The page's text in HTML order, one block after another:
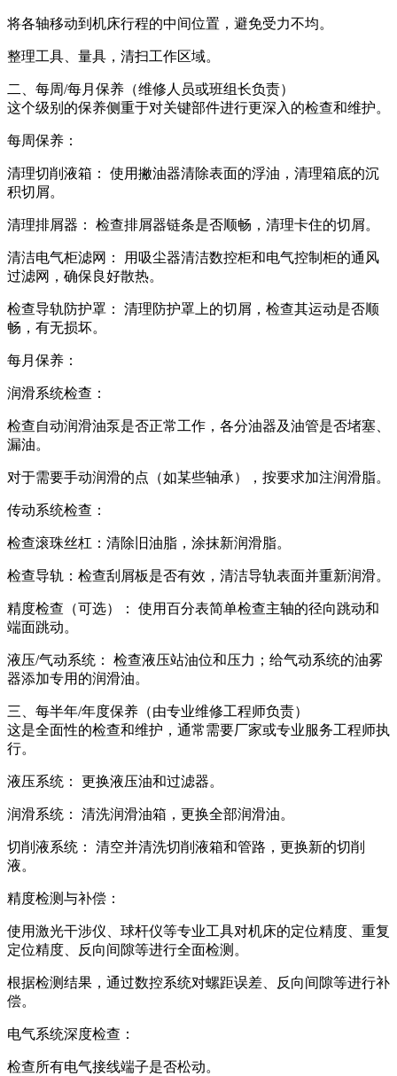
将各轴移动到机床行程的中间位置，避免受力不均。
整理工具、量具，清扫工作区域。
二、每周/每月保养（维修人员或班组长负责）
这个级别的保养侧重于对关键部件进行更深入的检查和维护。
每周保养：
清理切削液箱： 使用撇油器清除表面的浮油，清理箱底的沉
积切屑。
清理排屑器： 检查排屑器链条是否顺畅，清理卡住的切屑。
清洁电气柜滤网： 用吸尘器清洁数控柜和电气控制柜的通风
过滤网，确保良好散热。
检查导轨防护罩： 清理防护罩上的切屑，检查其运动是否顺
畅，有无损坏。
每月保养：
润滑系统检查：
检查自动润滑油泵是否正常工作，各分油器及油管是否堵塞、
漏油。
对于需要手动润滑的点（如某些轴承），按要求加注润滑脂。
传动系统检查：
检查滚珠丝杠：清除旧油脂，涂抹新润滑脂。
检查导轨：检查刮屑板是否有效，清洁导轨表面并重新润滑。
精度检查（可选）： 使用百分表简单检查主轴的径向跳动和
端面跳动。
液压/气动系统： 检查液压站油位和压力；给气动系统的油雾
器添加专用的润滑油。
三、每半年/年度保养（由专业维修工程师负责）
这是全面性的检查和维护，通常需要厂家或专业服务工程师执
行。
液压系统： 更换液压油和过滤器。
润滑系统： 清洗润滑油箱，更换全部润滑油。
切削液系统： 清空并清洗切削液箱和管路，更换新的切削
液。
精度检测与补偿：
使用激光干涉仪、球杆仪等专业工具对机床的定位精度、重复
定位精度、反向间隙等进行全面检测。
根据检测结果，通过数控系统对螺距误差、反向间隙等进行补
偿。
电气系统深度检查：
检查所有电气接线端子是否松动。